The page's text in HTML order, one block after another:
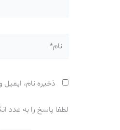
ذخیره نام،
لطفا پاسخ را به عدد